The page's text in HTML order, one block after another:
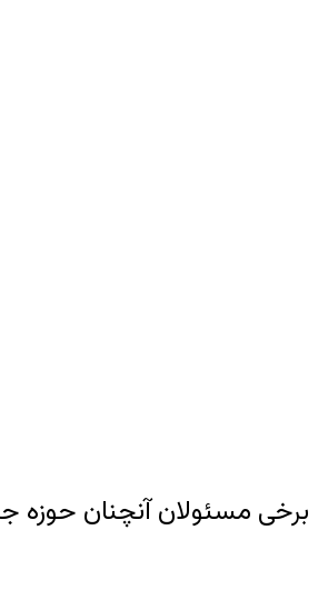
برخی مسئولان آنچنان